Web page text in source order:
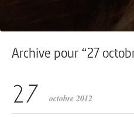
Archive pour “27
octobre 2012